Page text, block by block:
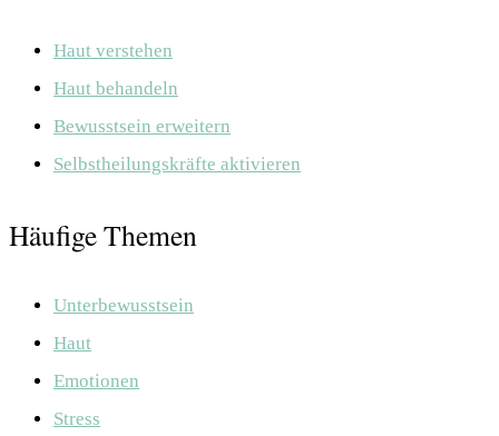
Haut verstehen
Haut behandeln
Bewusstsein erweitern
Selbstheilungskräfte aktivieren
Häufige Themen
Unterbewusstsein
Haut
Emotionen
Stress